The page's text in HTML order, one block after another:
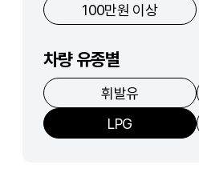
100만원 이상
차량 유종별
휘발유
LPG